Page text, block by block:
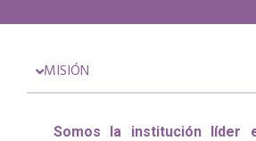
MISIÓN
Somos la institución líder